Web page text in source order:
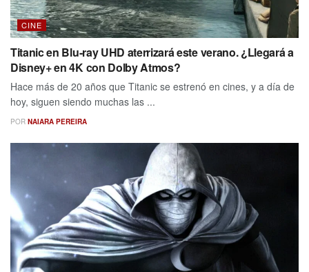
CINE
Titanic en Blu-ray UHD aterrizará este verano. ¿Llegará a
Disney+ en 4K con Dolby Atmos?
Hace más de 20 años que Titanic se estrenó en cines, y a día de
hoy, siguen siendo muchas las ...
POR NAIARA PEREIRA